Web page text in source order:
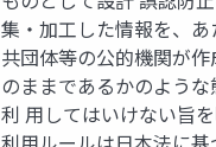
集・加工した情報を、
共団体等の公的機関が
のままであるかのような
利 用してはいけない旨